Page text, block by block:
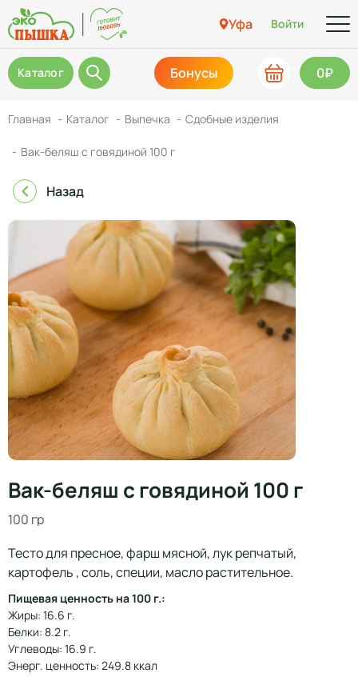
Уфа Войти
Каталог Бонусы 0₽
Главная Каталог Выпечка Сдобные изделия
Вак-беляш с говядиной 100 г
Назад
Вак-беляш с говядиной 100 г
100 гр
Тесто для пресное, фарш мясной, лук репчатый,
картофель , соль, специи, масло растительное.
Пищевая ценность на 100 г.:
Жиры: 16.6 г.
Белки: 8.2 г.
Углеводы: 16.9 г.
Энерг. ценность: 249.8 ккал